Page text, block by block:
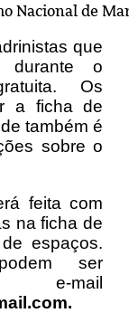
Nacional de
que
durante o
Os
a ficha de
também é
sobre o
feita com
na ficha de
espaços.
ser
mail
.